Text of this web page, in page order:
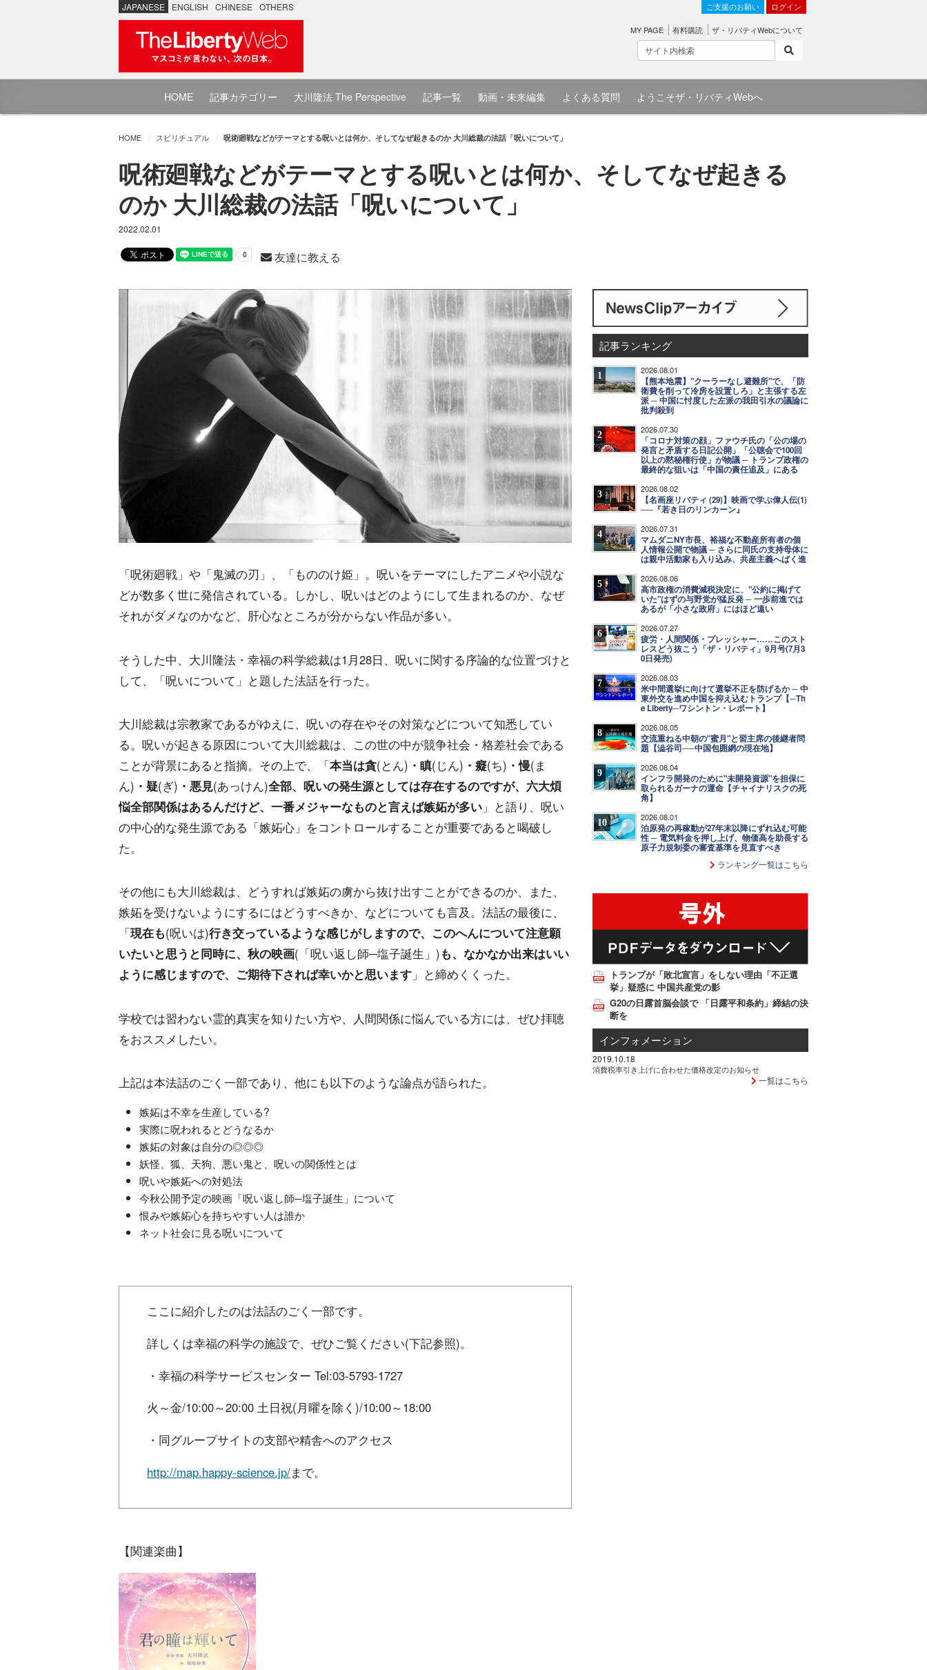
JAPANESE ENGLISH CHINESE OTHERS ご支援のお願い ログイン
MY PAGE 有料購読 ザ・リバティWebについて
HOME 記事カテゴリー 大川隆法 The Perspective 記事一覧 動画・未来編集 よくある質問 ようこそザ・リバティWebへ
HOME スピリチュアル 呪術廻戦などがテーマとする呪いとは何か、そしてなぜ起きるのか 大川総裁の法話「呪いについて」
呪術廻戦などがテーマとする呪いとは何か、そしてなぜ起きる
のか 大川総裁の法話「呪いについて」
2022.02.01
友達に教える
「呪術廻戦」や「鬼滅の刃」、「もののけ姫」。呪いをテーマにしたアニメや小説な
どが数多く世に発信されている。しかし、呪いはどのようにして生まれるのか、なぜ
それがダメなのかなど、肝心なところが分からない作品が多い。
そうした中、大川隆法・幸福の科学総裁は1月28日、呪いに関する序論的な位置づけと
して、「呪いについて」と題した法話を行った。
大川総裁は宗教家であるがゆえに、呪いの存在やその対策などについて知悉してい
る。呪いが起きる原因について大川総裁は、この世の中が競争社会・格差社会である
ことが背景にあると指摘。その上で、「本当は貪(とん) ・瞋(じん) ・癡(ち) ・慢(ま
ん) ・疑(ぎ) ・悪見(あっけん)全部、呪いの発生源としては存在するのですが、六大煩
悩全部関係はあるんだけど、一番メジャーなものと言えば嫉妬が多い 」と語り、呪い
の中心的な発生源である「嫉妬心」をコントロールすることが重要であると喝破し
た。
その他にも大川総裁は、どうすれば嫉妬の虜から抜け出すことができるのか、また、
嫉妬を受けないようにするにはどうすべきか、などについても言及。法話の最後に、
「現在も(呪いは)行き交っているような感じがしますので、このへんについて注意願
いたいと思うと同時に、秋の映画(「呪い返し師─塩子誕生」)も、なかなか出来はいい
ように感じますので、ご期待下されば幸いかと思います 」と締めくくった。
学校では習わない霊的真実を知りたい方や、人間関係に悩んでいる方には、ぜひ拝聴
をおススメしたい。
上記は本法話のごく一部であり、他にも以下のような論点が語られた。
嫉妬は不幸を生産している?
実際に呪われるとどうなるか
嫉妬の対象は自分の◎◎◎
妖怪、狐、天狗、悪い鬼と、呪いの関係性とは
呪いや嫉妬への対処法
今秋公開予定の映画「呪い返し師─塩子誕生」について
恨みや嫉妬心を持ちやすい人は誰か
ネット社会に見る呪いについて
ここに紹介したのは法話のごく一部です。
詳しくは幸福の科学の施設で、ぜひご覧ください(下記参照)。
・幸福の科学サービスセンター Tel:03-5793-1727
火～金/10:00～20:00 土日祝(月曜を除く)/10:00～18:00
・同グループサイトの支部や精舎へのアクセス
http://map.happy-science.jp/まで。
【関連楽曲】
記事ランキング
1 2026.08.01
【熊本地震】"クーラーなし避難所"で、「防
衛費を削って冷房を設置しろ」と主張する左
派 ─ 中国に忖度した左派の我田引水の議論に
批判殺到
2 2026.07.30
「コロナ対策の顔」ファウチ氏の「公の場の
発言と矛盾する日記公開」「公聴会で100回
以上の黙秘権行使」が物議 ─ トランプ政権の
最終的な狙いは「中国の責任追及」にある
3 2026.08.02
【名画座リバティ (29)】映画で学ぶ偉人伝(1)
──『若き日のリンカーン』
4 2026.07.31
マムダニNY市長、裕福な不動産所有者の個
人情報公開で物議 ─ さらに同氏の支持母体に
は親中活動家も入り込み、共産主義へばく進
5 2026.08.06
高市政権の消費減税決定に、"公約に掲げて
いた"はずの与野党が猛反発 ─ 一歩前進では
あるが「小さな政府」にはほど遠い
6 2026.07.27
疲労・人間関係・プレッシャー……このスト
レスどう抜こう「ザ・リバティ」9月号(7月3
0日発売)
7 2026.08.03
米中間選挙に向けて選挙不正を防げるか ─ 中
東外交を進め中国を抑え込むトランプ【─Th
e Liberty─ワシントン・レポート】
8 2026.08.05
交流重ねる中朝の"蜜月"と習主席の後継者問
題【澁谷司──中国包囲網の現在地】
9 2026.08.04
インフラ開発のために"未開発資源"を担保に
取られるガーナの運命【チャイナリスクの死
角】
10 2026.08.01
泊原発の再稼動が27年末以降にずれ込む可能
性 ─ 電気料金を押し上げ、物価高を助長する
原子力規制委の審査基準を見直すべき
ランキング一覧はこちら
トランプが「敗北宣言」をしない理由「不正選
挙」疑惑に 中国共産党の影
G20の日露首脳会談で 「日露平和条約」締結の決
断を
インフォメーション
2019.10.18
消費税率引き上げに合わせた価格改定のお知らせ
一覧はこちら